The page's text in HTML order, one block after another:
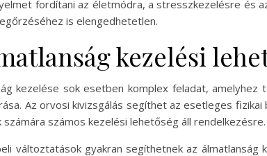
fordítani az életmódra, a stresszkezelésre és
is elengedhetetlen.
kezelési
kezelése sok esetben komplex feladat,
Az orvosi kivizsgálás segíthet az esetleges
számos kezelési lehetőség áll rendelkezésre.
változtatások gyakran segíthetnek az